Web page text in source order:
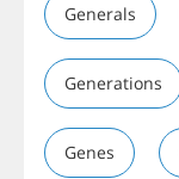
Generals
Generations
Genes